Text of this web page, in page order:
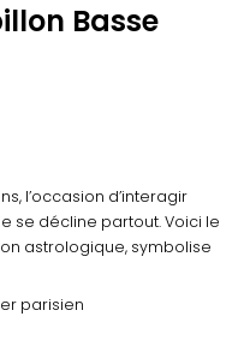
Basse
l’occasion d’interagir
se décline partout. Voici le
astrologique, symbolise
parisien